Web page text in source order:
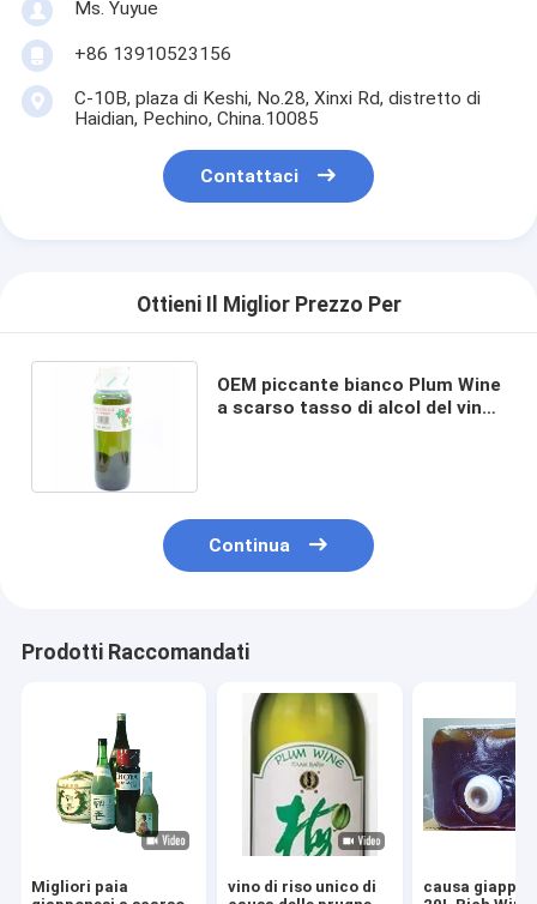
Ms. Yuyue
+86 13910523156
C-10B, plaza di Keshi, No.28, Xinxi Rd, distretto di
Haidian, Pechino, China.10085
Contattaci
Ottieni Il Miglior Prezzo Per
OEM piccante bianco Plum Wine
a scarso tasso di alcol del vino
Continua
Prodotti Raccomandati
Migliori paia
vino di riso unico di
causa